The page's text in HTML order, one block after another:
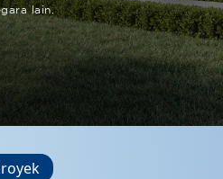
lain.